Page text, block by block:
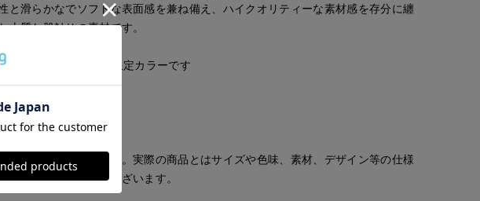
SUPERIORCLOSET
170 cm
と滑らかなでソフトな表面感を兼ね備え、ハイクオリティーな素材感を存分に纏
上質な肌触りの素材です。
ンク・グレーはWEB限定カラーです
洗い可
像の商品はサンプルです。実際の商品とはサイズや色味、素材、デザイン等の仕様
干変更になる場合がございます。